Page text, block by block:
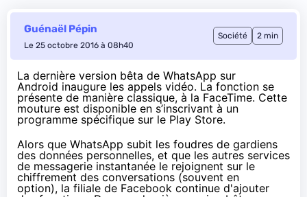
Guénaël Pépin
Le 25 octobre 2016 à 08h40
Société 2 min
La dernière version bêta de WhatsApp sur
Android inaugure les appels vidéo. La fonction se
présente de manière classique, à la FaceTime. Cette
mouture est disponible en s’inscrivant à un
programme spécifique sur le Play Store.
Alors que WhatsApp subit les foudres de gardiens
des données personnelles, et que les autres services
de messagerie instantanée le rejoignent sur le
chiffrement des conversations (souvent en
option), la filiale de Facebook continue d'ajouter